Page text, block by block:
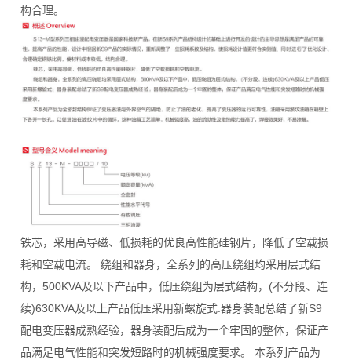
构合理。
铁芯，采用高导磁、低损耗的优良高性能硅钢片，降低了空载损
耗和空载电流。 绕组和器身，全系列的高压绕组均采用层式结
构，500KVA及以下产品中，低压绕组为层式结构，(不分段、连
续)630KVA及以上产品低压采用新螺旋式:器身装配总结了新S9
配电变压器成熟经验，器身装配后成为一个牢固的整体，保证产
品满足电气性能和突发短路时的机械强度要求。 本系列产品为